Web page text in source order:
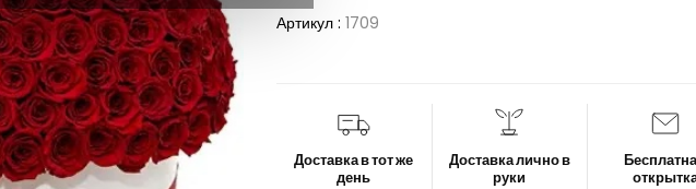
Артикул : 1709
Доставка в тот же
день
Доставка лично в
руки